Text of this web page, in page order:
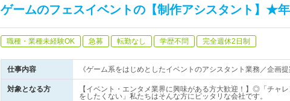
ゲームのフェスイベントの【制作アシスタント】★
職種・業種未経験OK 急募 転勤なし 学歴不問 完全週休2日制
仕事内容 《ゲーム系をはじめとしたイベントのアシスタント業務／企画提
対象となる方
【イベント・エンタメ業界に興味がある方大歓迎！】◎「チャ
をしたくない」私たちはそんな方にピッタリな会社です。